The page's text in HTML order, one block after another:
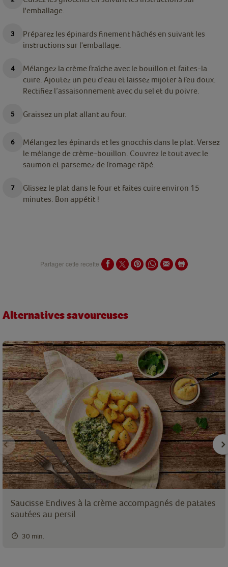
l'emballage.
Préparez les épinards finement hâchés en suivant les
instructions sur l'emballage.
Mélangez la crème fraîche avec le bouillon et faites-la
cuire. Ajoutez un peu d'eau et laissez mijoter à feu doux.
Rectifiez l’assaisonnement avec du sel et du poivre.
Graissez un plat allant au four.
Mélangez les épinards et les gnocchis dans le plat. Versez
le mélange de crème-bouillon. Couvrez le tout avec le
saumon et parsemez de fromage râpé
Glissez le plat dans le four et faites cuire environ 15
minutes. Bon appétit !
Partager cette recette
Alternatives savoureuses
Saucisse Endives à la crème accompagnés de patates
sautées au persil
30 min.